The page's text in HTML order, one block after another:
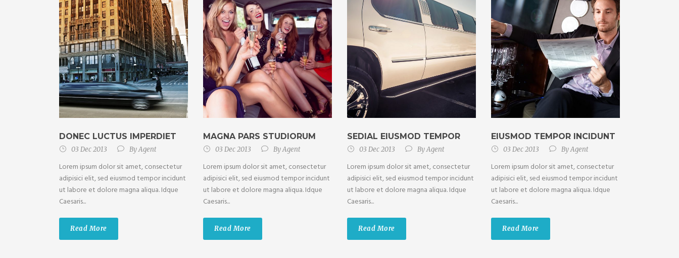
DONEC LUCTUS IMPERDIET
03 Dec 2013 ByAgent
Lorem ipsum dolor sit amet, consectetur
adipisici elit, sed eiusmod tempor incidunt
ut labore et dolore magna aliqua. Idque
Caesaris...
Read More
MAGNA PARS STUDIORUM
03 Dec 2013 ByAgent
Lorem ipsum dolor sit amet, consectetur
adipisici elit, sed eiusmod tempor incidunt
ut labore et dolore magna aliqua. Idque
Caesaris...
Read More
SEDIAL EIUSMOD TEMPOR
03 Dec 2013 ByAgent
Lorem ipsum dolor sit amet, consectetur
adipisici elit, sed eiusmod tempor incidunt
ut labore et dolore magna aliqua. Idque
Caesaris...
Read More
EIUSMOD TEMPOR INCIDUNT
03 Dec 2013 ByAgent
Lorem ipsum dolor sit amet, consectetur
adipisici elit, sed eiusmod tempor incidunt
ut labore et dolore magna aliqua. Idque
Caesaris...
Read More